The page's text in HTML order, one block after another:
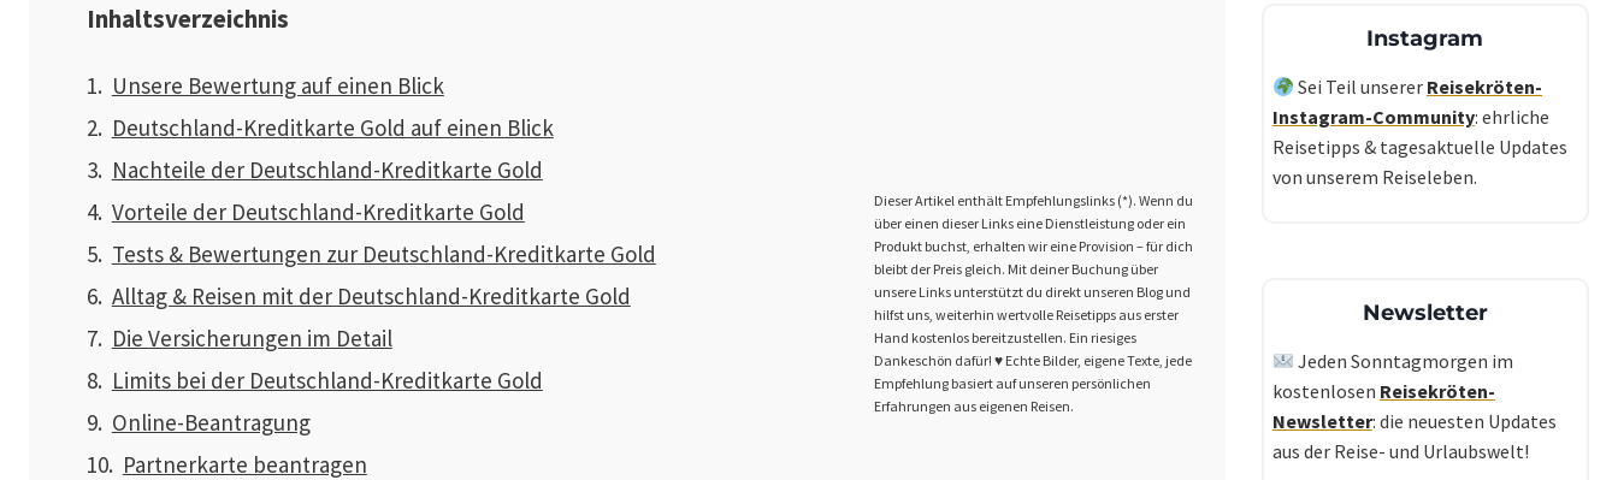
Inhaltsverzeichnis
Unsere Bewertung auf einen Blick
Deutschland-Kreditkarte Gold auf einen Blick
Nachteile der Deutschland-Kreditkarte Gold
Vorteile der Deutschland-Kreditkarte Gold
Tests & Bewertungen zur Deutschland-Kreditkarte Gold
Alltag & Reisen mit der Deutschland-Kreditkarte Gold
Die Versicherungen im Detail
Limits bei der Deutschland-Kreditkarte Gold
Online-Beantragung
Partnerkarte beantragen
Dieser Artikel enthält Empfehlungslinks (*). Wenn du
über einen dieser Links eine Dienstleistung oder ein
Produkt buchst, erhalten wir eine Provision – für dich
bleibt der Preis gleich. Mit deiner Buchung über
unsere Links unterstützt du direkt unseren Blog und
hilfst uns, weiterhin wertvolle Reisetipps aus erster
Hand kostenlos bereitzustellen. Ein riesiges
Dankeschön dafür! ♥️ Echte Bilder, eigene Texte, jede
Empfehlung basiert auf unseren persönlichen
Erfahrungen aus eigenen Reisen.
Instagram
Sei Teil unserer Reisekröten-
Instagram-Community: ehrliche
Reisetipps & tagesaktuelle Updates
von unserem Reiseleben.
Newsletter
Jeden Sonntagmorgen im
kostenlosen Reisekröten-
Newsletter: die neuesten Updates
aus der Reise- und Urlaubswelt!